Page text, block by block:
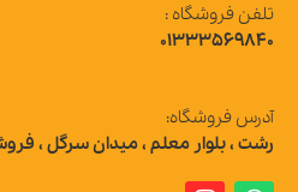
تلفن فروشگاه :
01333569840
آدرس فروشگاه:
رشت ، بلوار معلم ، میدان سرگل ،